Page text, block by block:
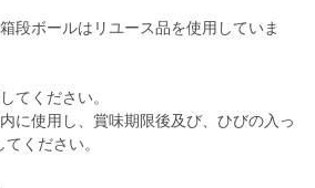
段ボールはリユース品を使用していま
てください。
に使用し、賞味期限後及び、ひびの入っ
ください。